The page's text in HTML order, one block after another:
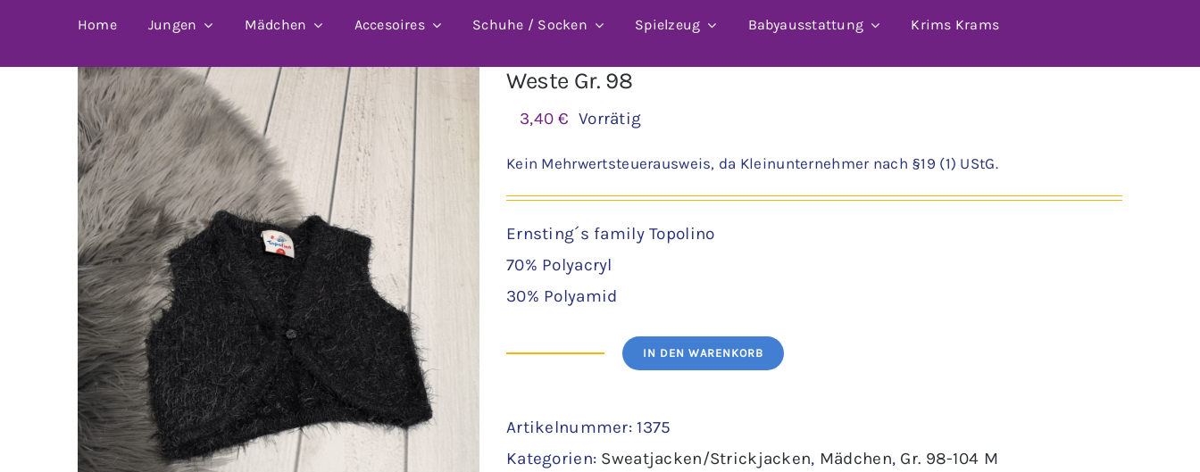
Home Jungen Mädchen Accesoires Schuhe / Socken Spielzeug Babyausstattung Krims Krams
Weste Gr. 98
3,40€ Vorrätig
Kein Mehrwertsteuerausweis, da Kleinunternehmer nach §19 (1) UStG.
Ernsting´s family Topolino
70% Polyacryl
30% Polyamid
98
Menge
IN DEN WARENKORB
Artikelnummer: 1375
Kategorien: Sweatjacken/Strickjacken, Mädchen, Gr. 98-104 M